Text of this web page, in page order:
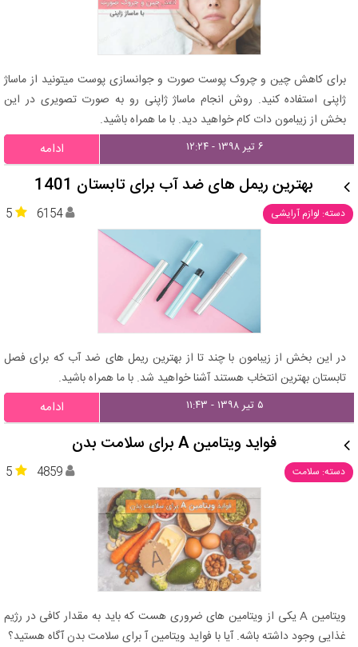
برای کاهش چین و چروک پوست صورت و جوانسازی پوست میتونید از ماساژ
ژاپنی استفاده کنید. روش انجام ماساژ ژاپنی رو به صورت تصویری در این
بخش از زیبامون دات کام خواهید دید. با ما همراه باشید.
۶ تیر ۱۳۹۸ - ۱۲:۲۴ ادامه
بهترین ریمل های ضد آب برای تابستان 1401
دسته: لوازم آرایشی 5 6154
در این بخش از زیبامون با چند تا از بهترین ریمل های ضد آب که برای فصل
تابستان بهترین انتخاب هستند آشنا خواهید شد. با ما همراه باشید.
۵ تیر ۱۳۹۸ - ۱۱:۴۳ ادامه
فواید ویتامین A برای سلامت بدن
دسته: سلامت 5 4859
ویتامین A یکی از ویتامین های ضروری هست که باید به مقدار کافی در رژیم
غذایی وجود داشته باشه. آیا با فواید ویتامین آ برای سلامت بدن آگاه هستید؟